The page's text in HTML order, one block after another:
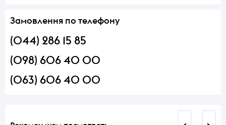
Замовлення по телефону
(044) 286 15 85
(098) 606 40 00
(063) 606 40 00